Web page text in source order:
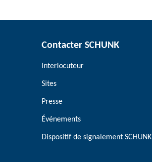
Contacter SCHUNK
Interlocuteur
Sites
Presse
Événements
Dispositif de signalement SCHUNK